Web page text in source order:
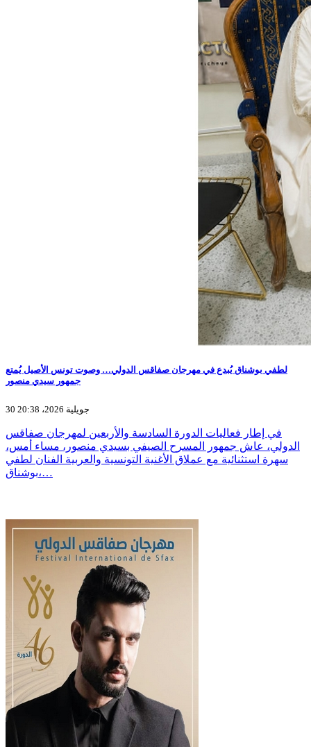
لطفي بوشناق يُبدع في مهرجان صفاقس الدولي… وصوت تونس الأصيل يُمتع
جمهور سيدي منصور
30 جويلية 2026، 20:38
في إطار فعاليات الدورة السادسة والأربعين لمهرجان صفاقس
الدولي، عاش جمهور المسرح الصيفي بسيدي منصور، مساء أمس،
سهرة استثنائية مع عملاق الأغنية التونسية والعربية الفنان لطفي
بوشناق،…